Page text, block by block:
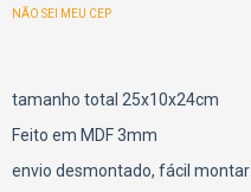
NÃO SEI MEU CEP
tamanho total 25x10x24cm
Feito em MDF 3mm
envio desmontado, fácil montar